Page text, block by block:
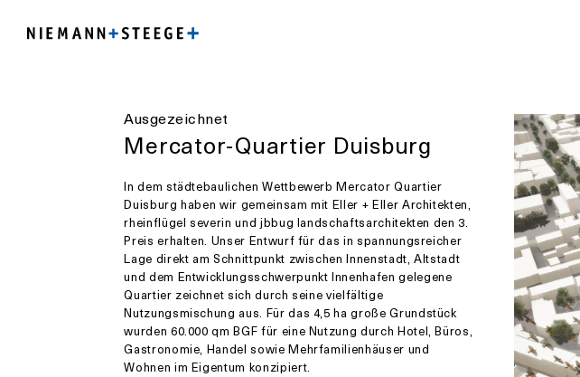
Ausgezeichnet
Mercator-Quartier Duisburg
In dem städtebaulichen Wettbewerb Mercator Quartier
Duisburg haben wir gemeinsam mit Eller + Eller Architekten,
rheinflügel severin und jbbug landschaftsarchitekten den 3.
Preis erhalten. Unser Entwurf für das in spannungsreicher
Lage direkt am Schnittpunkt zwischen Innenstadt, Altstadt
und dem Entwicklungsschwerpunkt Innenhafen gelegene
Quartier zeichnet sich durch seine vielfältige
Nutzungsmischung aus. Für das 4,5 ha große Grundstück
wurden 60.000 qm BGF für eine Nutzung durch Hotel, Büros,
Gastronomie, Handel sowie Mehrfamilienhäuser und
Wohnen im Eigentum konzipiert.